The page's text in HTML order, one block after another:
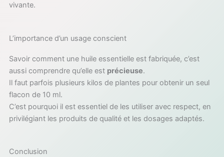
vivante.
L’importance d’un usage conscient
Savoir comment une huile essentielle est fabriquée, c’est
aussi comprendre qu’elle est précieuse.
Il faut parfois plusieurs kilos de plantes pour obtenir un seul
flacon de 10 ml.
C’est pourquoi il est essentiel de les utiliser avec respect, en
privilégiant les produits de qualité et les dosages adaptés.
Conclusion